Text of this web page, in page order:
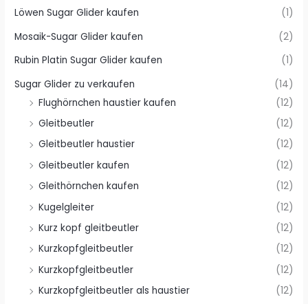
Löwen Sugar Glider kaufen
(1)
Mosaik-Sugar Glider kaufen
(2)
Rubin Platin Sugar Glider kaufen
(1)
Sugar Glider zu verkaufen
(14)
Flughörnchen haustier kaufen
(12)
Gleitbeutler
(12)
Gleitbeutler haustier
(12)
Gleitbeutler kaufen
(12)
Gleithörnchen kaufen
(12)
Kugelgleiter
(12)
Kurz kopf gleitbeutler
(12)
Kurzkopfgleitbeutler
(12)
Kurzkopfgleitbeutler
(12)
Kurzkopfgleitbeutler als haustier
(12)